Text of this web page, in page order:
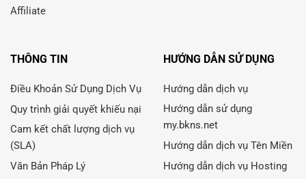
Affiliate
THÔNG TIN
Điều Khoản Sử Dụng Dịch Vụ
Quy trình giải quyết khiếu nại
Cam kết chất lượng dịch vụ
(SLA)
Văn Bản Pháp Lý
HƯỚNG DẪN SỬ DỤNG
Hướng dẫn dịch vụ
Hướng dẫn sử dụng
my.bkns.net
Hướng dẫn dịch vụ Tên Miền
Hướng dẫn dịch vụ Hosting